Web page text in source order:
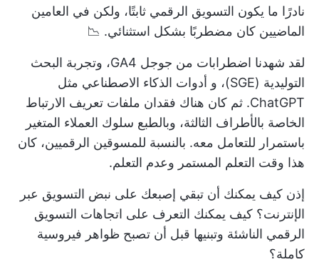
نادرًا ما يكون التسويق الرقمي ثابتًا، ولكن في العامين
الماضيين كان مضطربًا بشكل استثنائي. 📉
لقد شهدنا اضطرابات من جوجل GA4، وتجربة البحث
التوليدية (SGE)، و
أدوات الذكاء الاصطناعي مثل
ChatGPT. ثم كان هناك فقدان ملفات تعريف الارتباط
الخاصة بالأطراف الثالثة، وبالطبع سلوك العملاء المتغير
باستمرار للتعامل معه. بالنسبة للمسوقين الرقميين، كان
هذا وقت التعلم المستمر وعدم التعلم.
إذن كيف يمكنك أن تبقي إصبعك على نبض التسويق عبر
الإنترنت؟ كيف يمكنك التعرف على اتجاهات التسويق
الرقمي الناشئة وتبنيها قبل أن تصبح ظواهر فيروسية
كاملة؟